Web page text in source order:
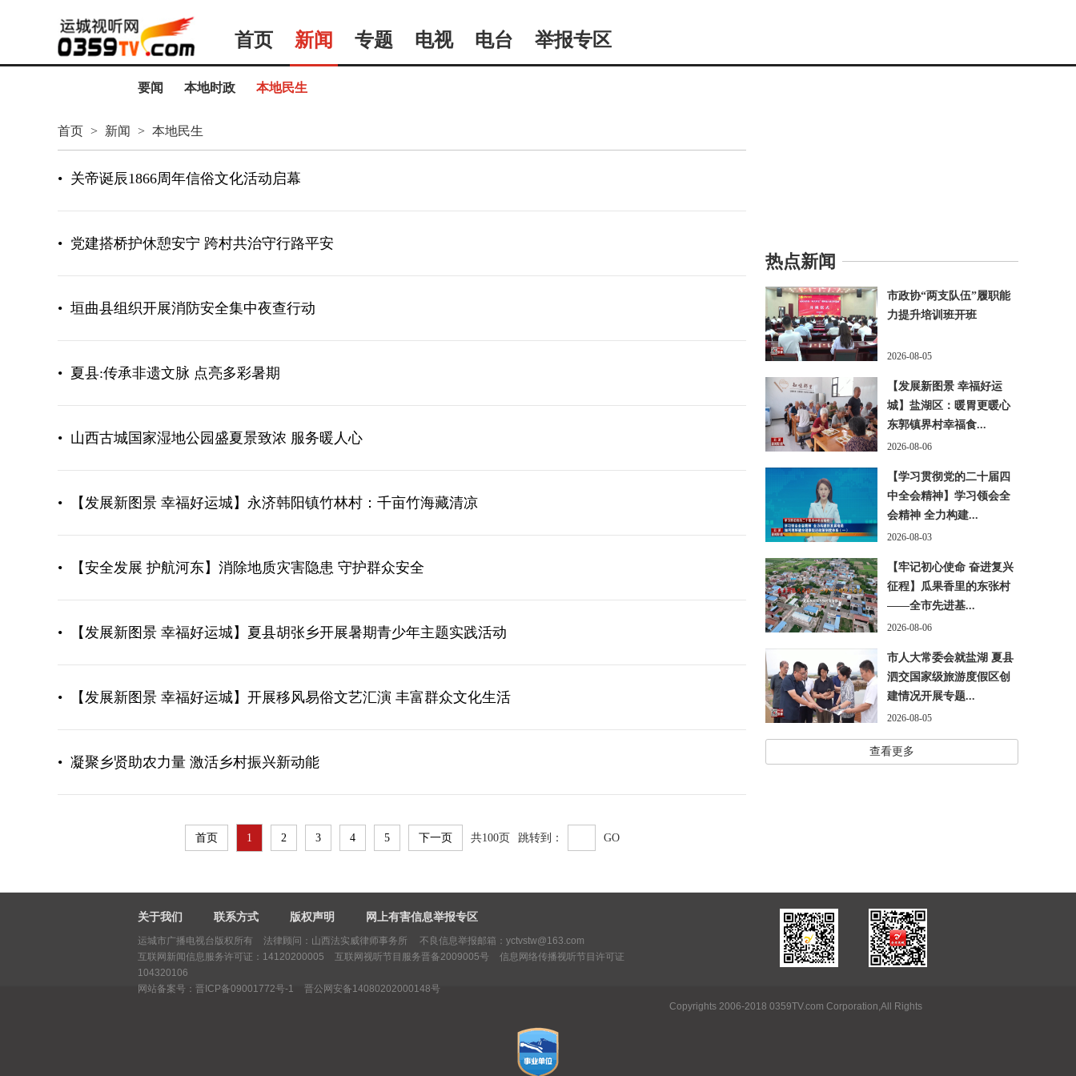
首页 新闻 专题 电视 电台 举报专区
要闻 本地时政 本地民生
首页 > 新闻 > 本地民生
• 关帝诞辰1866周年信俗文化活动启幕
• 党建搭桥护休憩安宁 跨村共治守行路平安
• 垣曲县组织开展消防安全集中夜查行动
• 夏县:传承非遗文脉 点亮多彩暑期
• 山西古城国家湿地公园盛夏景致浓 服务暖人心
• 【发展新图景 幸福好运城】永济韩阳镇竹林村：千亩竹海藏清凉
• 【安全发展 护航河东】消除地质灾害隐患 守护群众安全
• 【发展新图景 幸福好运城】夏县胡张乡开展暑期青少年主题实践活动
• 【发展新图景 幸福好运城】开展移风易俗文艺汇演 丰富群众文化生活
• 凝聚乡贤助农力量 激活乡村振兴新动能
首页 1 2 3 4 5 下一页 共100页 跳转到： GO
热点新闻
市政协“两支队伍”履职能
力提升培训班开班
2026-08-05
【发展新图景 幸福好运
城】盐湖区：暖胃更暖心
东郭镇界村幸福食...
2026-08-06
【学习贯彻党的二十届四
中全会精神】学习领会全
会精神 全力构建...
2026-08-03
【牢记初心使命 奋进复兴
征程】瓜果香里的东张村
——全市先进基...
2026-08-06
市人大常委会就盐湖 夏县
泗交国家级旅游度假区创
建情况开展专题...
2026-08-05
查看更多
关于我们 联系方式 版权声明 网上有害信息举报专区
运城市广播电视台版权所有
法律顾问：山西法实威律师事务所 不良信息举报邮箱：yctvstw@163.com
互联网新闻信息服务许可证：14120200005
互联网视听节目服务晋备2009005号
信息网络传播视听节目许可证
104320106
网站备案号：晋ICP备09001772号-1
晋公网安备14080202000148号
Copyrights 2006-2018 0359TV.com Corporation,All Rights
Reserved